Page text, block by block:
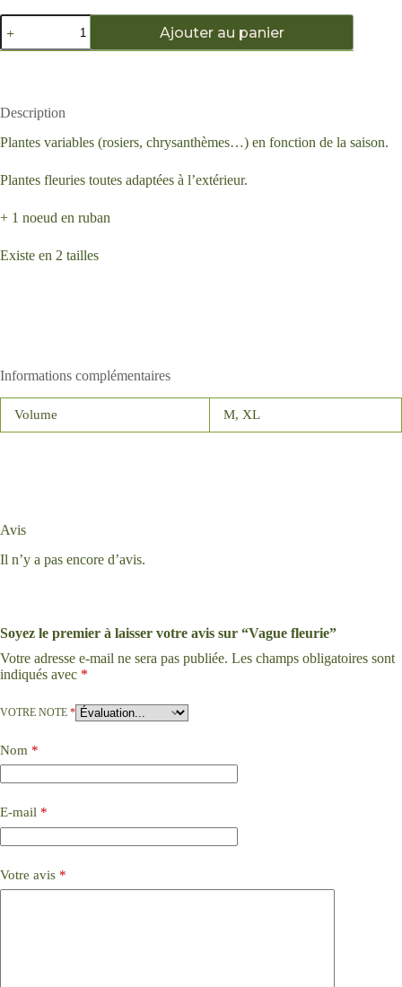
quantité
de
Vague
Ajouter au panier
Description
Plantes variables (rosiers, chrysanthèmes…) en fonction de la saison.
Plantes fleuries toutes adaptées à l’extérieur.
+ 1 noeud en ruban
Existe en 2 tailles
Informations complémentaires
Volume M, XL
Avis
Il n’y a pas encore d’avis.
Soyez le premier à laisser votre avis sur “Vague fleurie”
Votre adresse e-mail ne sera pas publiée. Les champs obligatoires sont
indiqués avec *
VOTRE NOTE *
Nom *
E-mail *
Votre avis *